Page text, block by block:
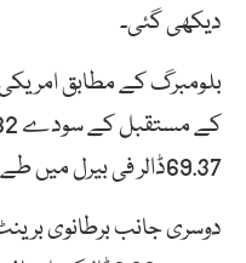
دیکھی گئی۔
بلومبرگ کے مطابق
69.37ڈالر فی بیرل میں طے پائے۔
دوسری جانب برطانوی